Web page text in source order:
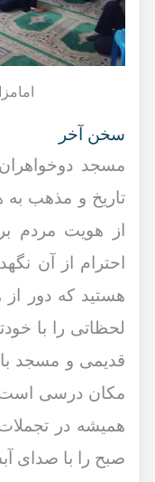
سخن آخر
مسجد
تاریخ و مذهب به
از هویت مردم
احترام از آن
هستید که دور از
لحظاتی را با
قدیمی و مسجد
مکان درسی است
همیشه در
صبح را با صدای